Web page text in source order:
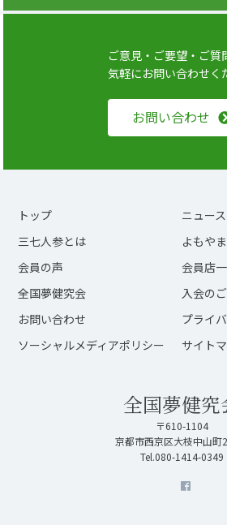
ご意見・ご要望・ご質
気軽にお問い合わせく
お問い合わせ
トップ
ニュース
三七人参とは
よもや
会員の声
会員店
全国夢健究会
入会の
お問い合わせ
プライ
ソーシャルメディアポリシー
サイト
全国夢健究
〒610-1104
京都市西京区大枝中山町
Tel.080-1414-0349